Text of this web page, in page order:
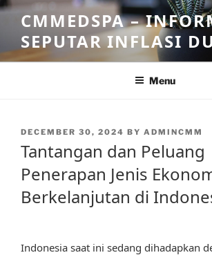
Skip
content
CMMEDSPA –
SEPUTAR INFLASI
Menu
POSTED
DECEMBER 30, 2024 BY ADMINCMM
Tantangan dan Peluang
Penerapan Jenis
Berkelanjutan di
Indonesia saat ini sedang dihadapkan